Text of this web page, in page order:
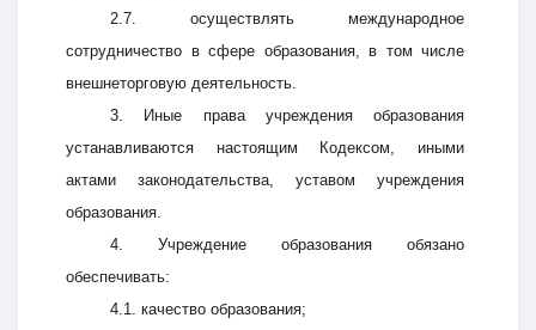
2.7. осуществлять международное
сотрудничество в сфере образования, в том числе
внешнеторговую деятельность.
3. Иные права учреждения образования
устанавливаются настоящим Кодексом, иными
актами законодательства, уставом учреждения
образования.
4. Учреждение образования обязано
обеспечивать:
4.1. качество образования;